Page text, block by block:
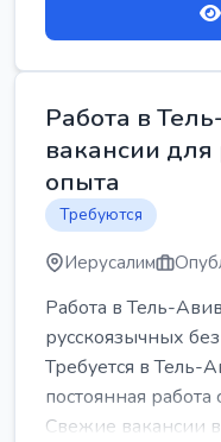
Работа в
вакансии для
опыта
Требуются
Иерусалим
Работа в Тель-
русскоязычных
Требуется в Тель-
постоянная работа
Свежие вакансии